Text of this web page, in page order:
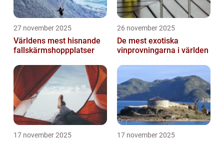
27 november 2025
Världens mest hisnande
fallskärmshoppplatser
26 november 2025
De mest exotiska
vinprovningarna i världen
17 november 2025 17 november 2025